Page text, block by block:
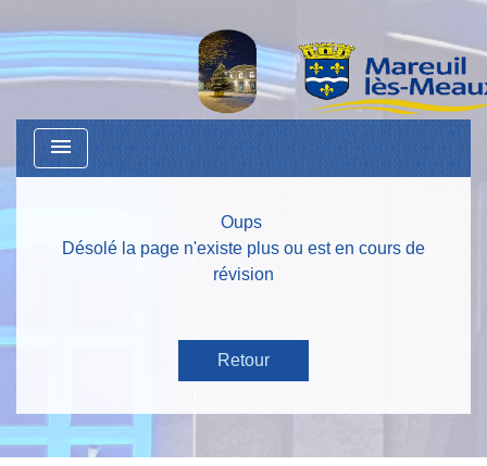
menu
Oups
Désolé la page n'existe plus ou est en cours de
révision
Retour